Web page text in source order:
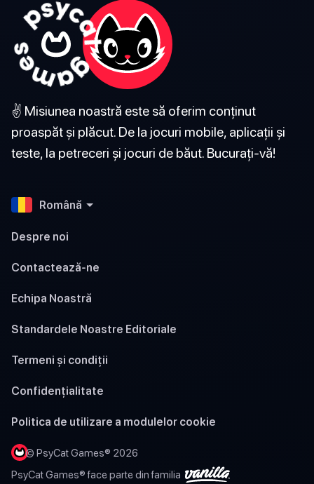
✌️ Misiunea noastră este să oferim conținut
proaspăt și plăcut. De la jocuri mobile, aplicații și
teste, la petreceri și jocuri de băut. Bucurați-vă!
Română
Despre noi
Contactează-ne
Echipa Noastră
Standardele Noastre Editoriale
Termeni și condiții
Confidențialitate
Politica de utilizare a modulelor cookie
© PsyCat Games® 2026
PsyCat Games® face parte din familia